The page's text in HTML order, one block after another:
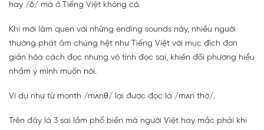
hay /ð/ mà ở Tiếng Việt không có.
Khi mới làm quen với những ending sounds này, nhiều người
thường phát âm chúng hệt như Tiếng Việt với mục đích đơn
giản hóa cách đọc nhưng vô tình đọc sai, khiến đối phương hiểu
nhầm ý mình muốn nói.
Ví dụ như từ month /mʌnθ/ lại được đọc là /mʌn thờ/.
Trên đây là 3 sai lầm phổ biến mà người Việt hay mắc phải khi